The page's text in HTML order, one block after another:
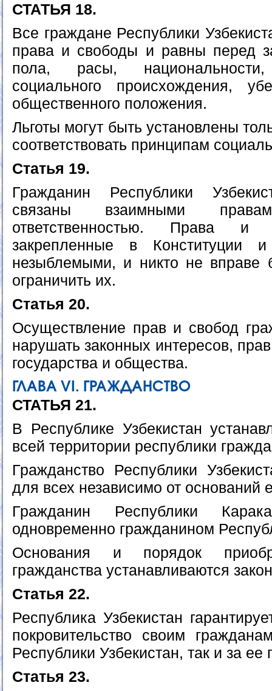
СТАТЬЯ 18.
Все граждане Республики
права и свободы и равны перед
пола, расы,
социального происхождения,
общественного положения.
Льготы могут быть установлены
соответствовать принципам
Статья 19.
Гражданин Республики
связаны взаимными
ответственностью. Права и
закрепленные в Конституции
незыблемыми, и никто не вправе
ограничить их.
Статья 20.
Осуществление прав и свобод
нарушать законных интересов,
государства и общества.
ГЛАВА VI. ГРАЖДАНСТВО
СТАТЬЯ 21.
В Республике Узбекистан
всей территории республики
Гражданство Республики
для всех независимо от оснований
Гражданин Республики
одновременно гражданином
Основания и порядок
гражданства устанавливаются
Статья 22.
Республика Узбекистан
покровительство своим
Республики Узбекистан, так и за
Статья 23.